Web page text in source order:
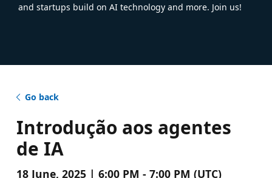
and startups build on AI technology and more. Join us!
Go back
Introdução aos agentes
de IA
18 June, 2025 | 6:00 PM - 7:00 PM (UTC)